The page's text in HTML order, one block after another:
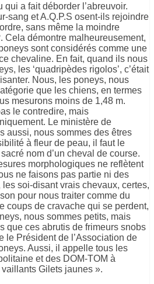
qui a fait déborder l’abreuvoir.
sang et A.Q.P.S osent-ils rejoindre
sans même la moindre
Cela démontre malheureusement,
sont considérés comme une
chevaline. En fait, quand ils nous
les ‘quadripèdes rigolos’, c’était
Nous, les poneys, nous
que les chiens, en termes
mesurons moins de 1,48 m.
le contredire, mais
Le ministère de
aussi, nous sommes des êtres
à fleur de peau, il faut le
nom d’un cheval de course.
morphologiques ne reflètent
ne faisons pas partie ni des
soi-disant vrais chevaux, certes,
pour nous traiter comme du
coups de cravache qui se perdent,
nous sommes petits, mais
que ces abrutis de frimeurs snobs
le Président de l’Association de
Aussi, il appelle tous les
et des DOM-TOM à
Gilets jaunes ».